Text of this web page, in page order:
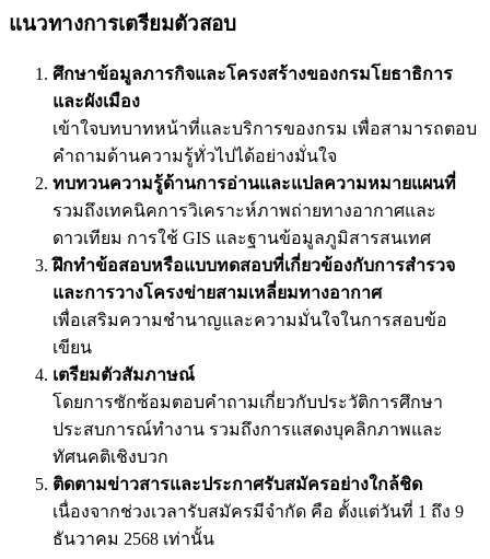
แนวทางการเตรียมตัวสอบ
ศึกษาข้อมูลภารกิจและโครงสร้างของกรมโยธาธิการ
และผังเมือง
เข้าใจบทบาทหน้าที่และบริการของกรม เพื่อสามารถตอบ
คำถามด้านความรู้ทั่วไปได้อย่างมั่นใจ
ทบทวนความรู้ด้านการอ่านและแปลความหมายแผนที่
รวมถึงเทคนิคการวิเคราะห์ภาพถ่ายทางอากาศและ
ดาวเทียม การใช้ GIS และฐานข้อมูลภูมิสารสนเทศ
ฝึกทำข้อสอบหรือแบบทดสอบที่เกี่ยวข้องกับการสำรวจ
และการวางโครงข่ายสามเหลี่ยมทางอากาศ
เพื่อเสริมความชำนาญและความมั่นใจในการสอบข้อ
เขียน
เตรียมตัวสัมภาษณ์
โดยการซักซ้อมตอบคำถามเกี่ยวกับประวัติการศึกษา
ประสบการณ์ทำงาน รวมถึงการแสดงบุคลิกภาพและ
ทัศนคติเชิงบวก
ติดตามข่าวสารและประกาศรับสมัครอย่างใกล้ชิด
เนื่องจากช่วงเวลารับสมัครมีจำกัด คือ ตั้งแต่วันที่ 1 ถึง 9
ธันวาคม 2568 เท่านั้น